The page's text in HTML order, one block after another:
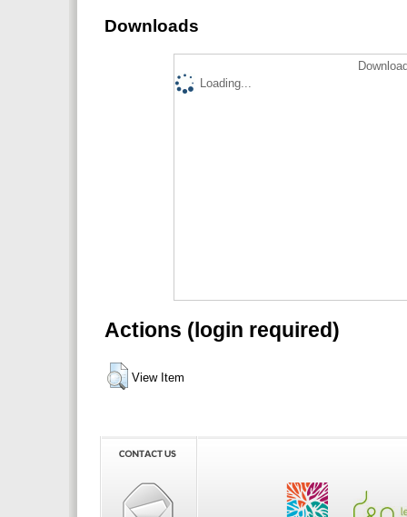
Downloads
Loading...
Actions (login required)
View Item